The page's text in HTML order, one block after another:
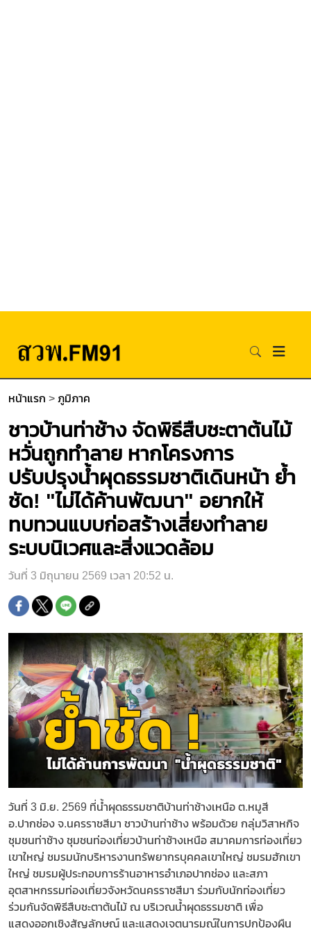
หน้าแรก > ภูมิภาค
ชาวบ้านท่าช้าง จัดพิธีสืบชะตาต้นไม้
หวั่นถูกทำลาย หากโครงการ
ปรับปรุงน้ำผุดธรรมชาติเดินหน้า ย้ำ
ชัด! "ไม่ได้ค้านพัฒนา" อยากให้
ทบทวนแบบก่อสร้างเสี่ยงทำลาย
ระบบนิเวศและสิ่งแวดล้อม
วันที่ 3 มิถุนายน 2569 เวลา 20:52 น.
วันที่ 3 มิ.ย. 2569 ที่น้ำผุดธรรมชาติบ้านท่าช้างเหนือ ต.หมูสี
อ.ปากช่อง จ.นครราชสีมา ชาวบ้านท่าช้าง พร้อมด้วย กลุ่มวิสาหกิจ
ชุมชนท่าช้าง ชุมชนท่องเที่ยวบ้านท่าช้างเหนือ สมาคมการท่องเที่ยว
เขาใหญ่ ชมรมนักบริหารงานทรัพยากรบุคคลเขาใหญ่ ชมรมฮักเขา
ใหญ่ ชมรมผู้ประกอบการร้านอาหารอำเภอปากช่อง และสภา
อุตสาหกรรมท่องเที่ยวจังหวัดนครราชสีมา ร่วมกับนักท่องเที่ยว
ร่วมกันจัดพิธีสืบชะตาต้นไม้ ณ บริเวณน้ำผุดธรรมชาติ เพื่อ
แสดงออกเชิงสัญลักษณ์ และแสดงเจตนารมณ์ในการปกป้องผืน